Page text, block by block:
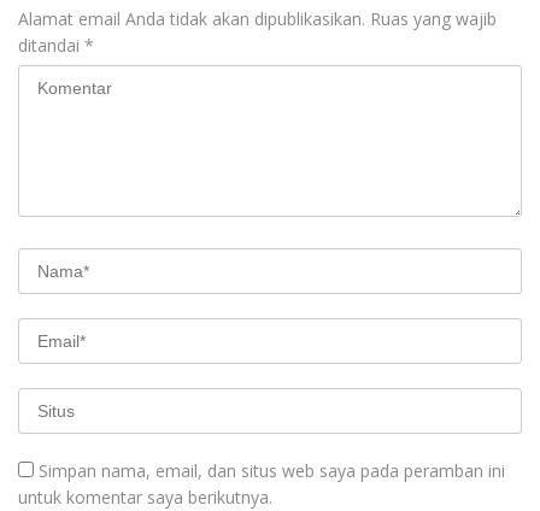
Alamat email Anda tidak akan dipublikasikan. Ruas yang wajib
ditandai *
Simpan nama, email, dan situs web saya pada peramban ini
untuk komentar saya berikutnya.